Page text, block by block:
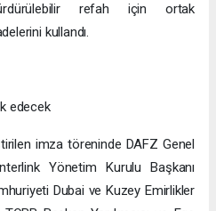
refah için ortak
kullandı.
edecek
imza töreninde DAFZ Genel
Yönetim Kurulu Başkanı
Dubai ve Kuzey Emirlikler